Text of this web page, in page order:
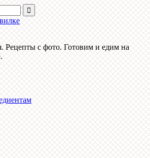
Рецепты с фото. Готовим и едим на